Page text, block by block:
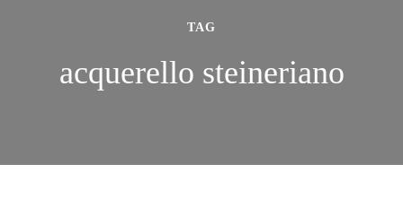
TAG
acquerello steineriano